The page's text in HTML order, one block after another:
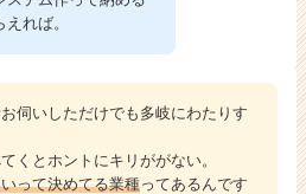
れば。
伺いしただけでも多岐にわたりす
くとホントにキリががない。
って決めてる業種ってあるんです